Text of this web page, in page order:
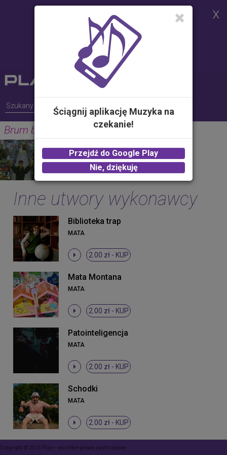
celu realizacji usług i zgodnie z
Polityką Plików Cookies.
Możesz określić warunki
przechowywania lub dostępu do
plików cookies w Twojej
przeglądarce
Brum brum
MATA
2.00 zł -KUP
Inne utwory wykonawcy
Biblioteka trap
MATA
2.00 zł - KUP
Mata Montana
MATA
2.00 zł - KUP
Patointeligencja
MATA
2.00 zł - KUP
Schodki
MATA
2.00 zł - KUP
Copyright © 2015 Play – wszelkie prawa zastrzeżone
Ściągnij aplikację Muzyka na
czekanie!
Przejdź do Google Play
Nie, dziękuję